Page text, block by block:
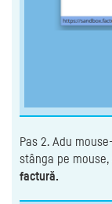
Pas 2. Adu
stânga pe mouse,
factură.